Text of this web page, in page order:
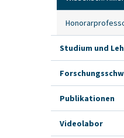
Studium und
Publikationen
Videolabor